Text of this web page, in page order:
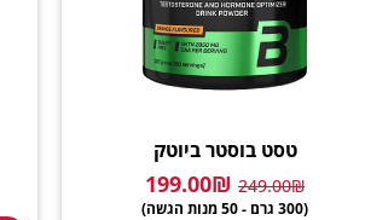
טסט בוסטר ביוטק
249.00₪
199.00₪
(300 גרם - 50 מנות הגשה)